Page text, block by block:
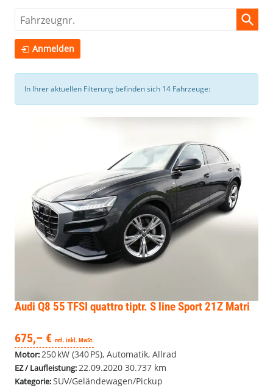
In Ihrer aktuellen Filterung befinden sich 14 Fahrzeuge:
Audi Q8 55 TFSI quattro tiptr. S line Sport 21Z Matri
675,– € mtl. inkl. MwSt.
Motor:250 kW (340 PS), Automatik, Allrad
EZ / Laufleistung:22.09.2020 30.737 km
Kategorie:SUV/Geländewagen/Pickup
Fahrzeugnr.
Anmelden